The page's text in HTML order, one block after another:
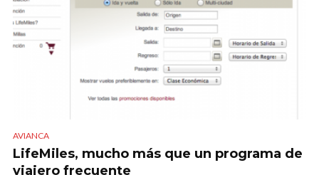
AVIANCA
LifeMiles, mucho más que un programa de
viajero frecuente